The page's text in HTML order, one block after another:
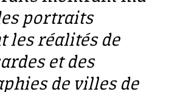
portraits
les réalités de
et des
de villes de